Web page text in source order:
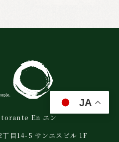
En エン
丁目14-5 サンエスビル 1F
JA